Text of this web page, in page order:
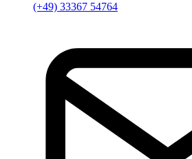
(+49) 33367 54764